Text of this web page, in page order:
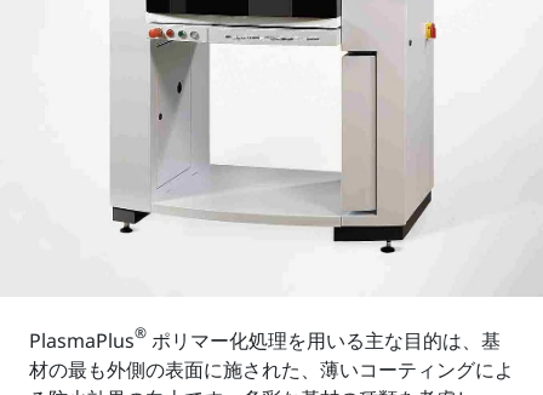
PlasmaPlus® ポリマー化処理を用いる主な目的は、基
材の最も外側の表面に施された、薄いコーティングによ